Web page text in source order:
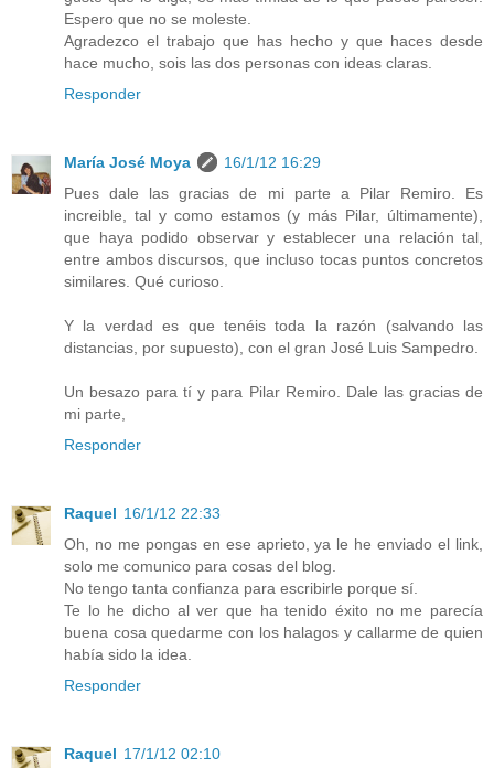
Espero que no se moleste.
Agradezco el trabajo que has hecho y que haces desde
hace mucho, sois las dos personas con ideas claras.
Responder
María José Moya
16/1/12 16:29
Pues dale las gracias de mi parte a Pilar Remiro. Es
increible, tal y como estamos (y más Pilar, últimamente),
que haya podido observar y establecer una relación tal,
entre ambos discursos, que incluso tocas puntos concretos
similares. Qué curioso.
Y la verdad es que tenéis toda la razón (salvando las
distancias, por supuesto), con el gran José Luis Sampedro.
Un besazo para tí y para Pilar Remiro. Dale las gracias de
mi parte,
Responder
Raquel 16/1/12 22:33
Oh, no me pongas en ese aprieto, ya le he enviado el link,
solo me comunico para cosas del blog.
No tengo tanta confianza para escribirle porque sí.
Te lo he dicho al ver que ha tenido éxito no me parecía
buena cosa quedarme con los halagos y callarme de quien
había sido la idea.
Responder
Raquel 17/1/12 02:10